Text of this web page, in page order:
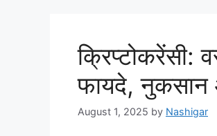
क्रिप्टोकरेंसी:
फायदे, नुकसान
August 1, 2025 by Nashigar